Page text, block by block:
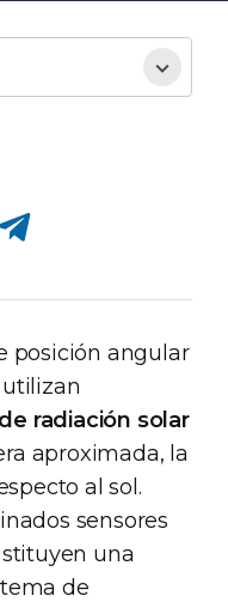
Compartir en Telegram
posición angular
radiación solar
aproximada, la
al sol.
sensores
una
de